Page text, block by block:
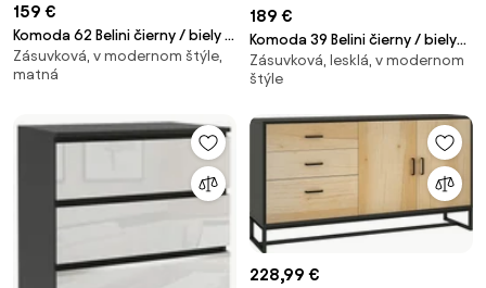
159 €
Komoda 62 Belini čierny / biely SI
KOM1/1/B/W/0/0
Zásuvková, v modernom štýle,
matná
189 €
Komoda 39 Belini čierny / biely
BM KOM1/1/B/B/W/0
Zásuvková, lesklá, v modernom
štýle
228,99 €